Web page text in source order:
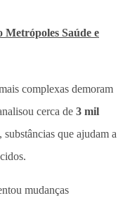
Metrópoles Saúde e
complexas demoram
cerca de 3 mil
, substâncias que ajudam a
mudanças